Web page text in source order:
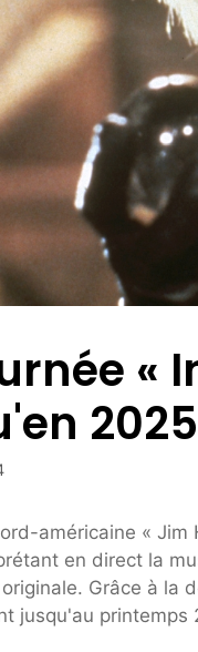
«
2025
américaine «
en direct la
Grâce à la
jusqu'au printemps